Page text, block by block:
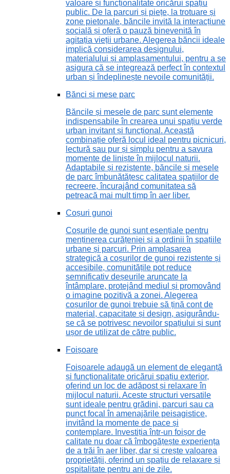
valoare și funcționalitate oricărui spațiu
public. De la parcuri și piețe, la trotuare și
zone pietonale, băncile invită la interacțiune
socială și oferă o pauză binevenită în
agitația vieții urbane. Alegerea băncii ideale
implică considerarea designului,
materialului și amplasamentului, pentru a se
asigura că se integrează perfect în contextul
urban și îndeplinește nevoile comunității.
Bănci și mese parc
Băncile și mesele de parc sunt elemente
indispensabile în crearea unui spațiu verde
urban invitant și funcțional. Această
combinație oferă locul ideal pentru picnicuri,
lectură sau pur și simplu pentru a savura
momente de liniște în mijlocul naturii.
Adaptabile și rezistente, băncile și mesele
de parc îmbunătățesc calitatea spațiilor de
recreere, încurajând comunitatea să
petreacă mai mult timp în aer liber.
Coșuri gunoi
Coșurile de gunoi sunt esențiale pentru
menținerea curățeniei și a ordinii în spațiile
urbane și parcuri. Prin amplasarea
strategică a coșurilor de gunoi rezistente și
accesibile, comunitățile pot reduce
semnificativ deșeurile aruncate la
întâmplare, protejând mediul și promovând
o imagine pozitivă a zonei. Alegerea
coșurilor de gunoi trebuie să țină cont de
material, capacitate și design, asigurându-
se că se potrivesc nevoilor spațiului și sunt
ușor de utilizat de către public.
Foișoare
Foișoarele adaugă un element de eleganță
și funcționalitate oricărui spațiu exterior,
oferind un loc de adăpost și relaxare în
mijlocul naturii. Aceste structuri versatile
sunt ideale pentru grădini, parcuri sau ca
punct focal în amenajările peisagistice,
invitând la momente de pace și
contemplare. Investiția într-un foișor de
calitate nu doar că îmbogățește experiența
de a trăi în aer liber, dar și crește valoarea
proprietății, oferind un spațiu de relaxare și
ospitalitate pentru ani de zile.